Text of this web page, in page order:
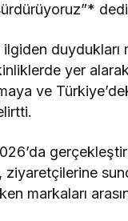
duydukları
yer
ve
markaları